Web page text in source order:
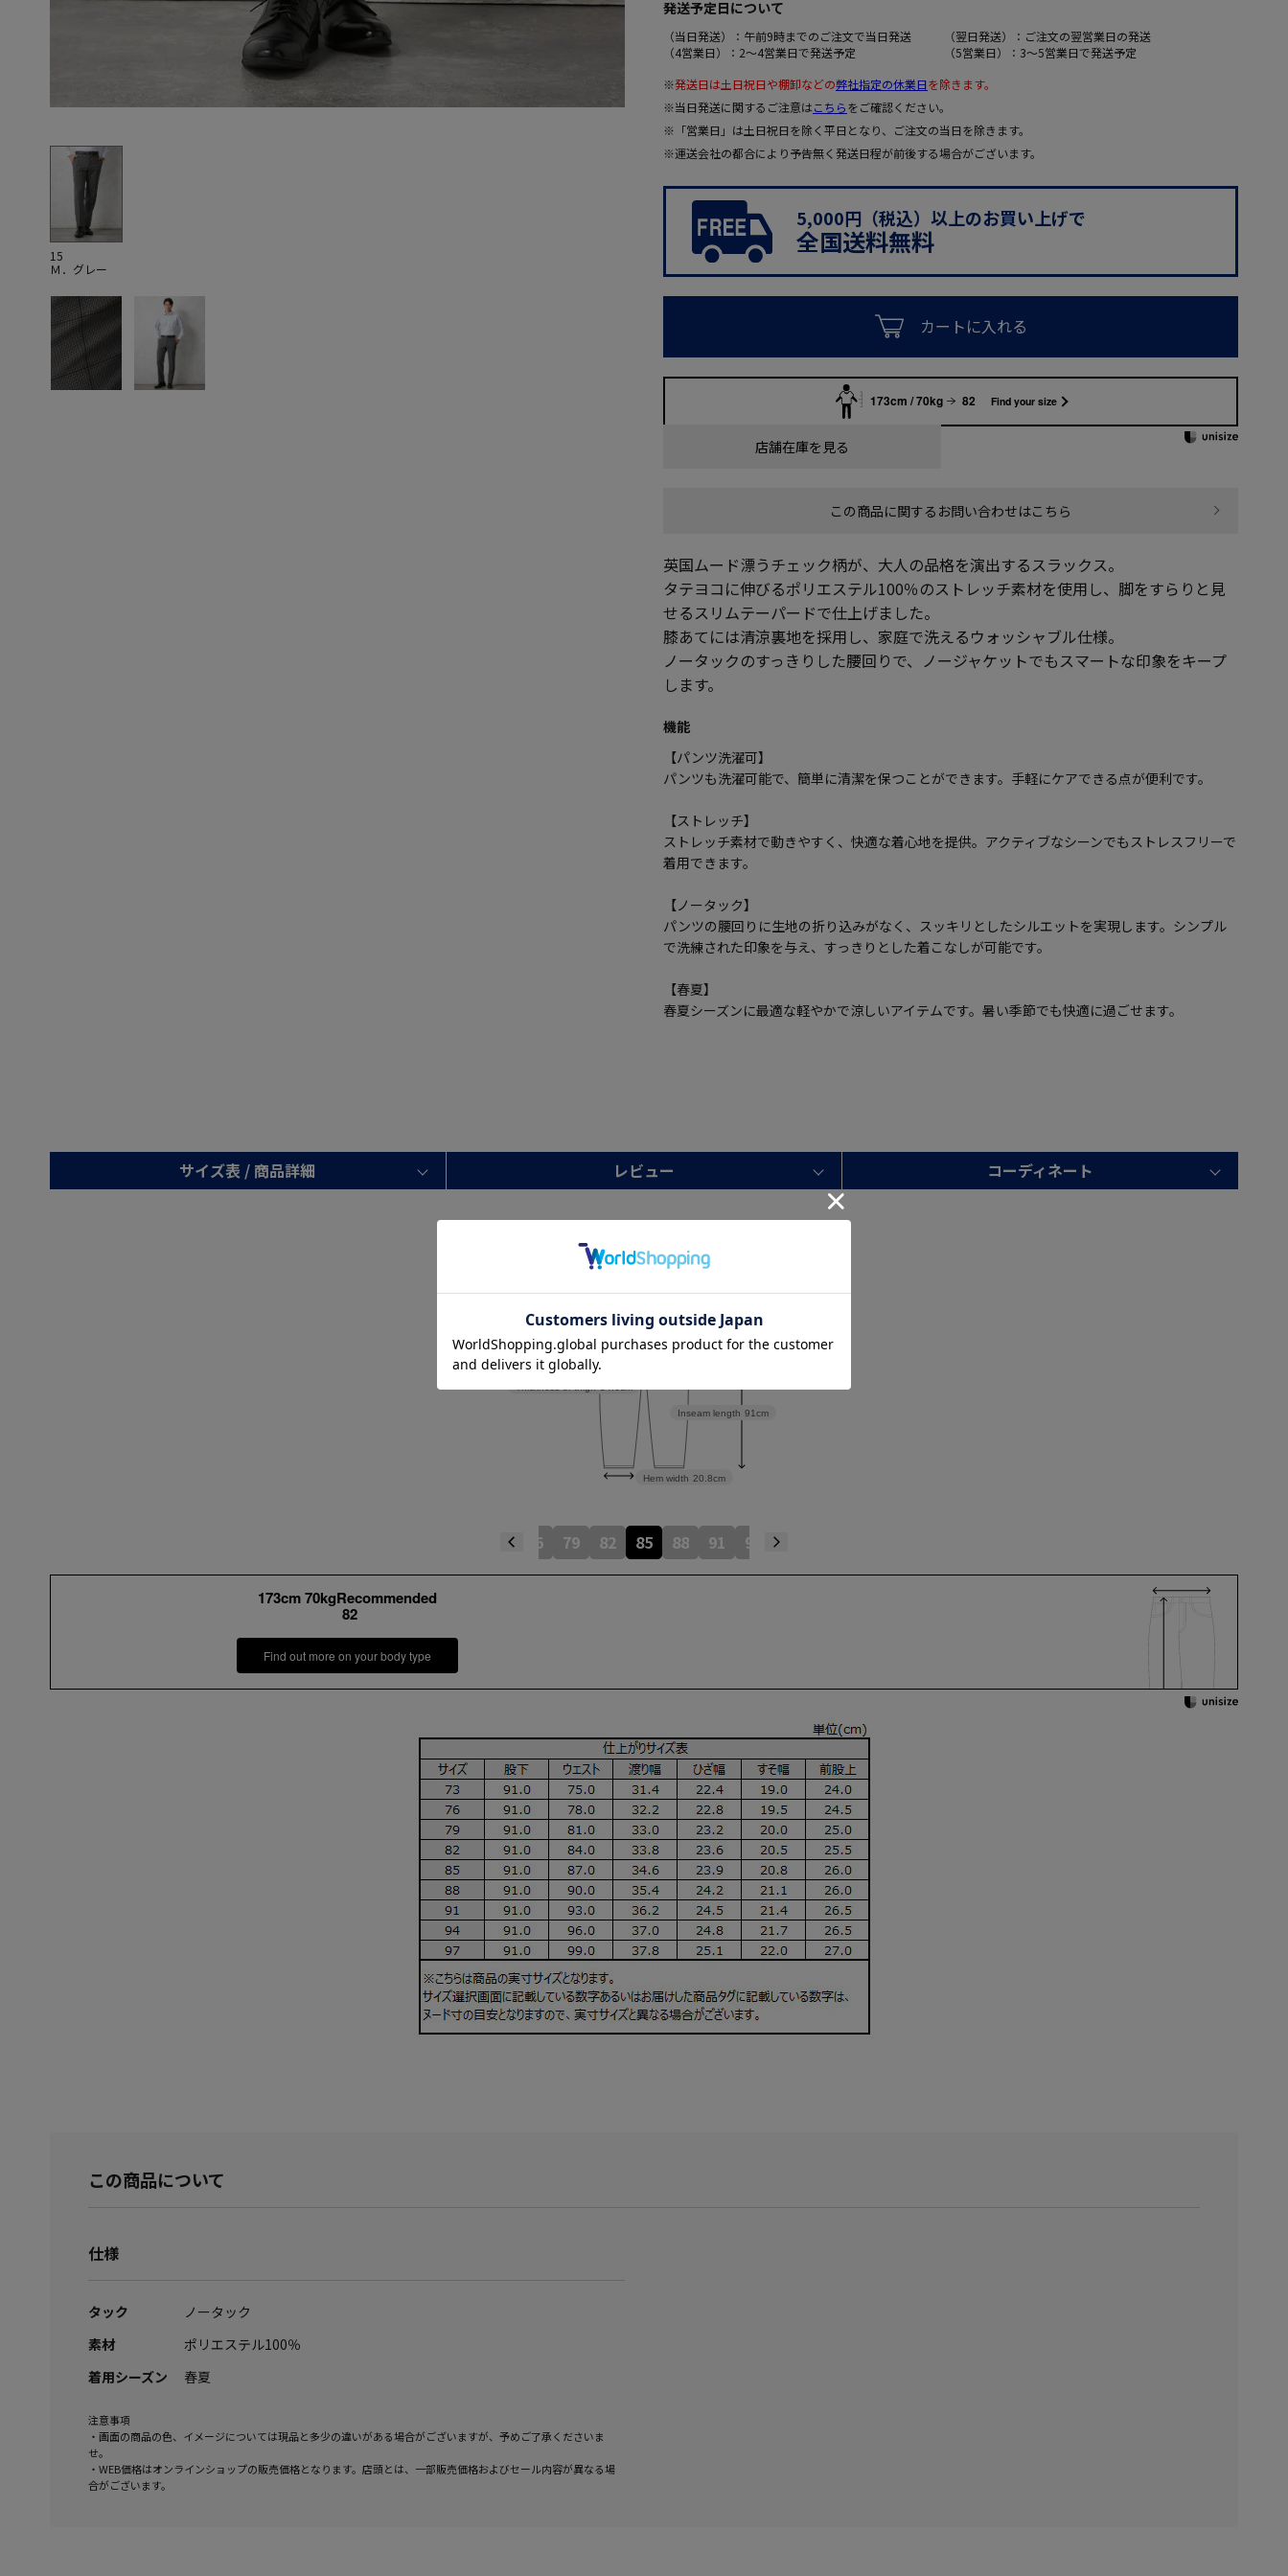
15
Ｍ．グレー
発送予定日について
（当日発送）：午前9時までのご注文で当日発送
（翌日発送）：ご注文の翌営業日の発送
（4営業日）：2～4営業日で発送予定
（5営業日）：3～5営業日で発送予定
※発送日は土日祝日や棚卸などの弊社指定の休業日を除きます。
※当日発送に関するご注意はこちらをご確認ください。
※「営業日」は土日祝日を除く平日となり、ご注文の当日を除きます。
※運送会社の都合により予告無く発送日程が前後する場合がございます。
5,000円（税込）以上のお買い上げで
全国送料無料
カートに入れる
173cm / 70kg 82 Find your size
店舗在庫を見る
この商品に関するお問い合わせはこちら
英国ムード漂うチェック柄が、大人の品格を演出するスラックス。
タテヨコに伸びるポリエステル100％のストレッチ素材を使用し、脚をすらりと見
せるスリムテーパードで仕上げました。
膝あてには清涼裏地を採用し、家庭で洗えるウォッシャブル仕様。
ノータックのすっきりした腰回りで、ノージャケットでもスマートな印象をキープ
します。
機能
【パンツ洗濯可】
パンツも洗濯可能で、簡単に清潔を保つことができます。手軽にケアできる点が便利です。
【ストレッチ】
ストレッチ素材で動きやすく、快適な着心地を提供。アクティブなシーンでもストレスフリーで
着用できます。
【ノータック】
パンツの腰回りに生地の折り込みがなく、スッキリとしたシルエットを実現します。シンプル
で洗練された印象を与え、すっきりとした着こなしが可能です。
【春夏】
春夏シーズンに最適な軽やかで涼しいアイテムです。暑い季節でも快適に過ごせます。
サイズ表 / 商品詳細 レビュー コーディネート
Inseam length 91cm
Rise length
Hem width 20.8cm
76 79 82 85 88 91 94
173cm 70kgRecommended
82
Find out more on your body type
この商品について
仕様
タック
ノータック
素材
ポリエステル100％
着用シーズン
春夏
注意事項
・画面の商品の色、イメージについては現品と多少の違いがある場合がございますが、予めご了承くださいま
せ。
・WEB価格はオンラインショップの販売価格となります。店頭とは、一部販売価格およびセール内容が異なる場
合がございます。